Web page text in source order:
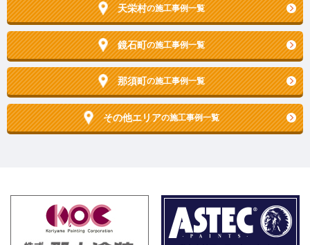
天栄村の施工事例一覧
鏡石町の施工事例一覧
那須町の施工事例一覧
その他エリアの施工事例一覧